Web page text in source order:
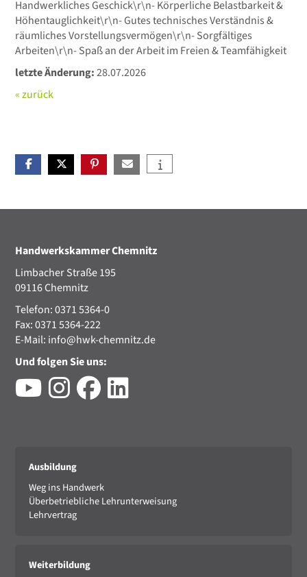
Handwerkliches Geschick\r\n- Körperliche Belastbarkeit &
Höhentauglichkeit\r\n- Gutes technisches Verständnis &
räumliches Vorstellungsvermögen\r\n- Sorgfältiges
Arbeiten\r\n- Spaß an der Arbeit im Freien & Teamfähigkeit
letzte Änderung:28.07.2026
« zurück
Handwerkskammer Chemnitz
Limbacher Straße 195
09116 Chemnitz
Telefon: 0371 5364-0
Fax: 0371 5364-222
E-Mail: info@hwk-chemnitz.de
Und folgen Sie uns:
Ausbildung
Weg ins Handwerk
Überbetriebliche Lehrunterweisung
Lehrvertrag
Weiterbildung